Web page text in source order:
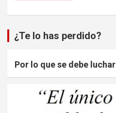
¿Te lo has perdido?
Por lo que se debe luchar